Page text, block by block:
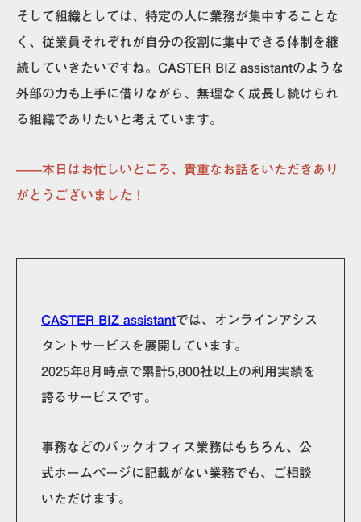
そして組織としては、特定の人に業務が集中することな
く、従業員それぞれが自分の役割に集中できる体制を継
続していきたいですね。CASTER BIZ assistantのような
外部の力も上手に借りながら、無理なく成長し続けられ
る組織でありたいと考えています。
——本日はお忙しいところ、貴重なお話をいただきあり
がとうございました！
CASTER BIZ assistantでは、オンラインアシス
タントサービスを展開しています。
2025年8月時点で累計5,800社以上の利用実績を
誇るサービスです。
事務などのバックオフィス業務はもちろん、公
式ホームページに記載がない業務でも、ご相談
いただけます。